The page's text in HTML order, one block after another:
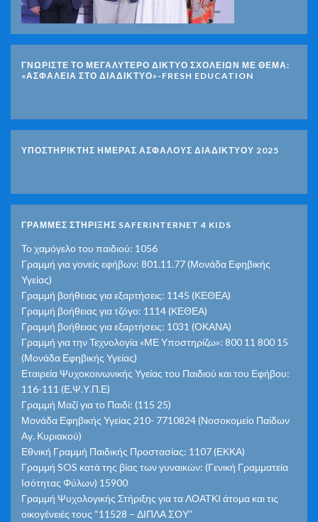
ΓΝΩΡΊΣΤΕ ΤΟ ΜΕΓΑΛΎΤΕΡΟ ΔΊΚΤΥΟ ΣΧΟΛΕΊΩΝ ΜΕ ΘΈΜΑ:
«ΑΣΦΆΛΕΙΑ ΣΤΟ ΔΙΑΔΊΚΤΥΟ»-FRESH EDUCATION
ΥΠΟΣΤΗΡΙΚΤΗΣ ΗΜΕΡΑΣ ΑΣΦΑΛΟΥΣ ΔΙΑΔΙΚΤΥΟΥ 2025
ΓΡΑΜΜΕΣ ΣΤΗΡΙΞΗΣ SAFERINTERNET 4 KIDS
Το χαμόγελο του παιδιού: 1056
Γραμμή για γονείς εφήβων: 801.11.77 (Μονάδα Εφηβικής
Υγείας)
Γραμμή βοήθειας για εξαρτήσεις: 1145 (ΚΕΘΕΑ)
Γραμμή βοήθειας για τζόγο: 1114 (ΚΕΘΕΑ)
Γραμμή βοήθειας για εξαρτήσεις: 1031 (ΟΚΑΝΑ)
Γραμμή για την Τεχνολογία «ΜΕ Υποστηρίζω»: 800 11 800 15
(Μονάδα Εφηβικής Υγείας)
Εταιρεία Ψυχοκοινωνικής Υγείας του Παιδιού και του Εφήβου:
116-111 (Ε.Ψ.Υ.Π.Ε)
Γραμμή Μαζί για το Παιδί: (115 25)
Μονάδα Εφηβικής Υγείας 210- 7710824 (Νοσοκομείο Παίδων
Αγ. Κυριακού)
Εθνική Γραμμή Παιδικής Προστασίας: 1107 (ΕΚΚΑ)
Γραμμή SOS κατά της βίας των γυναικών: (Γενική Γραμματεία
Ισότητας Φύλων) 15900
Γραμμή Ψυχολογικής Στήριξης για τα ΛΟΑΤΚΙ άτομα και τις
οικογένειές τους “11528 – ΔΙΠΛΑ ΣΟΥ”